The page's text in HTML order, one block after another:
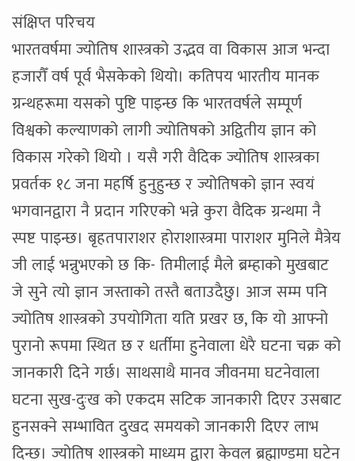
संक्षिप्त परिचय
भारतवर्षमा ज्योतिष शास्त्रको उद्भव वा विकास आज भन्दा
हजारौँ वर्ष पूर्व भैसकेको थियो। कतिपय भारतीय मानक
ग्रन्थहरूमा यसको पुष्टि पाइन्छ कि भारतवर्षले सम्पूर्ण
विश्वको कल्याणको लागी ज्योतिषको अद्वितीय ज्ञान को
विकास गरेको थियो । यसै गरी वैदिक ज्योतिष शास्त्रका
प्रवर्तक १८ जना महर्षि हुनुहुन्छ र ज्योतिषको ज्ञान स्वयं
भगवानद्वारा नै प्रदान गरिएको भन्ने कुरा वैदिक ग्रन्थमा नै
स्पष्ट पाइन्छ। बृहतपाराशर होराशास्त्रमा पाराशर मुनिले मैत्रेय
जी लाई भन्नुभएको छ कि- तिमीलाई मैले ब्रम्हाको मुखबाट
जे सुने त्यो ज्ञान जस्ताको तस्तै बताउदैछु। आज सम्म पनि
ज्योतिष शास्त्रको उपयोगिता यति प्रखर छ, कि यो आफ्नो
पुरानो रूपमा स्थित छ र धर्तीमा हुनेवाला धेरै घटना चक्र को
जानकारी दिने गर्छ। साथसाथै मानव जीवनमा घटनेवाला
घटना सुख-दुःख को एकदम सटिक जानकारी दिएर उसबाट
हुनसक्ने सम्भावित दुखद समयको जानकारी दिएर लाभ
दिन्छ। ज्योतिष शास्त्रको माध्यम द्वारा केवल ब्रह्माण्डमा घटेन